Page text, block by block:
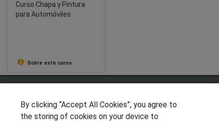
Curso Chapa y Pintura
para Automóviles
Sobre este curso
By clicking “Accept All Cookies”, you agree to
the storing of cookies on your device to